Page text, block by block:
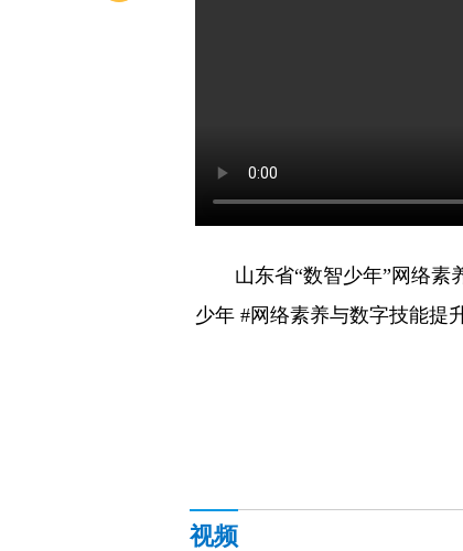
山东省“数智少年”网络素
少年 #网络素养与数字技能提
视频